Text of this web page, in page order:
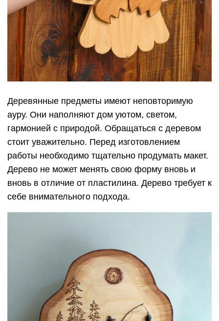
Деревянные предметы имеют неповторимую
ауру. Они наполняют дом уютом, светом,
гармонией с природой. Обращаться с деревом
стоит уважительно. Перед изготовлением
работы необходимо тщательно продумать макет.
Дерево не может менять свою форму вновь и
вновь в отличие от пластилина. Дерево требует к
себе внимательного подхода.